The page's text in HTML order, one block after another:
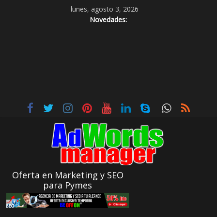
lunes, agosto 3, 2026
Novedades:
Oferta en Marketing y SEO
para Pymes